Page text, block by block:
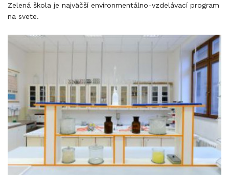
Zelená škola je najväčší environmentálno-vzdelávací program
na svete.